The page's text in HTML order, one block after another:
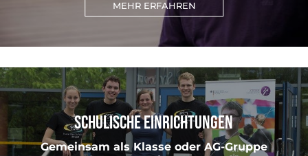
MEHR ERFAHREN
SCHULISCHE EINRICHTUNGEN
Gemeinsam als Klasse oder AG-Gruppe